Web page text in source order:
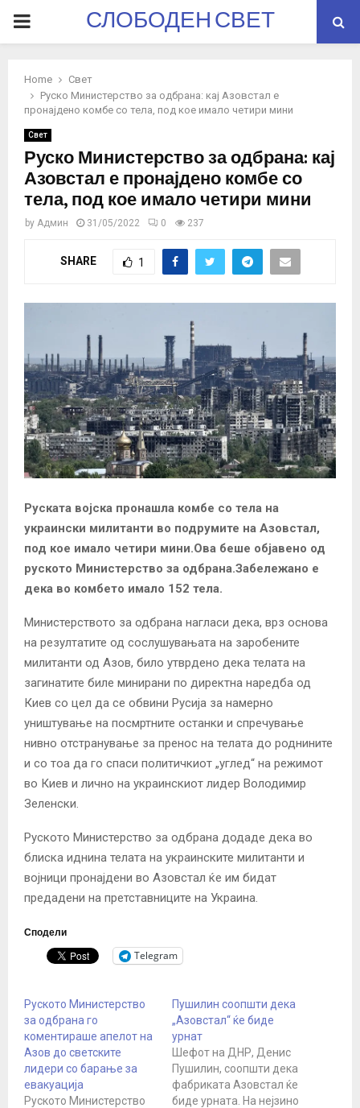
PRIMARYСЛОБОДЕН СВЕТ
Home
Свет
Руско Министерство за одбрана: кај Азовстал е
пронајдено комбе со тела, под кое имало четири мини
Свет
Руско Министерство за одбрана: кај
Азовстал е пронајдено комбе со
тела, под кое имало четири мини
by Админ 31/05/2022 0 237
SHARE 1
Руската војска пронашла комбе со тела на
украински милитанти во подрумите на Азовстал,
под кое имало четири мини.Ова беше објавено од
руското Министерство за одбрана.Забележано е
дека во комбето имало 152 тела.
Министерството за одбрана нагласи дека, врз основа
на резултатите од сослушувањата на заробените
милитанти од Азов, било утврдено дека телата на
загинатите биле минирани по директна наредба од
Киев со цел да се обвини Русија за намерно
уништување на посмртните останки и спречување
нивно отстранување за пренос на телата до роднините
и со тоа да го спаси политичкиот „углед“ на режимот
во Киев и лично на украинскиот лидер Володимир
Зеленски.
Руското Министерство за одбрана додаде дека во
блиска иднина телата на украинските милитанти и
војници пронајдени во Азовстал ќе им бидат
предадени на претставниците на Украина.
Сподели
Telegram
Руското Министерство
за одбрана го
коментираше апелот на
Азов до светските
лидери со барање за
евакуација
Руското Министерство
Пушилин соопшти дека
„Азовстал“ ќе биде
урнат
Шефот на ДНР, Денис
Пушилин, соопшти дека
фабриката Азовстал ќе
биде урната. На нејзино